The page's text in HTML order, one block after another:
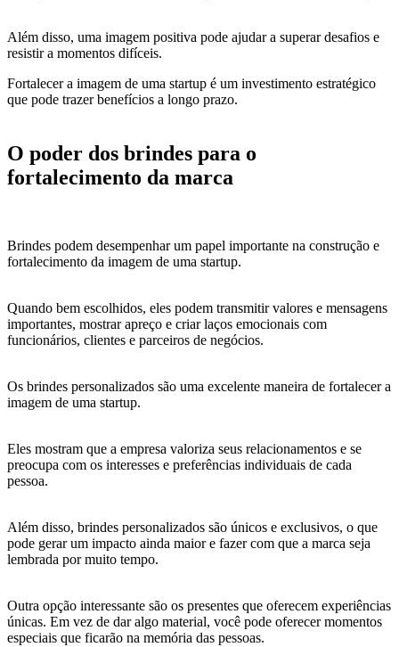
Além disso, uma imagem positiva pode ajudar a superar desafios e
resistir a momentos difíceis.
Fortalecer a imagem de uma startup é um investimento estratégico
que pode trazer benefícios a longo prazo.
O poder dos brindes para o
fortalecimento da marca
Brindes podem desempenhar um papel importante na construção e
fortalecimento da imagem de uma startup.
Quando bem escolhidos, eles podem transmitir valores e mensagens
importantes, mostrar apreço e criar laços emocionais com
funcionários, clientes e parceiros de negócios.
Os brindes personalizados são uma excelente maneira de fortalecer a
imagem de uma startup.
Eles mostram que a empresa valoriza seus relacionamentos e se
preocupa com os interesses e preferências individuais de cada
pessoa.
Além disso, brindes personalizados são únicos e exclusivos, o que
pode gerar um impacto ainda maior e fazer com que a marca seja
lembrada por muito tempo.
Outra opção interessante são os presentes que oferecem experiências
únicas. Em vez de dar algo material, você pode oferecer momentos
especiais que ficarão na memória das pessoas.